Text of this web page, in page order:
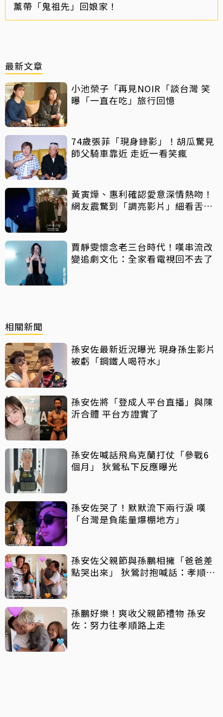
薰帶「鬼祖先」回娘家！
最新文章
小池榮子「再見NOIR「談台灣 笑
曝「一直在吃」旅行回憶
74歲張菲「現身錄影」！胡瓜驚見
師父騎車靠近 走近一看笑瘋
黃寅燁、惠利確認愛意深情熱吻！
網友震驚到「調亮影片」細看舌吻
賈靜雯懷念老三台時代！嘆串流改
變追劇文化：全家看電視回不去了
相關新聞
孫安佐最新近況曝光 現身孫生影片
被虧「鋼鐵人喝符水」
孫安佐將「登成人平台直播」與陳
沂合體 平台方證實了
孫安佐喊話飛烏克蘭打仗「參戰6
個月」 狄鶯私下反應曝光
孫安佐哭了！默默流下兩行淚 嘆
「台灣是負能量爆棚地方」
孫安佐父親節與孫鵬相擁「爸爸差
點哭出來」 狄鶯討抱喊話：孝順是
孫鵬好樂！爽收父親節禮物 孫安
佐：努力往孝順路上走